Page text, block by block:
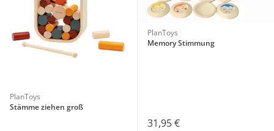
PlanToys
Stämme ziehen groß
PlanToys
Memory Stimmung
31,95 €